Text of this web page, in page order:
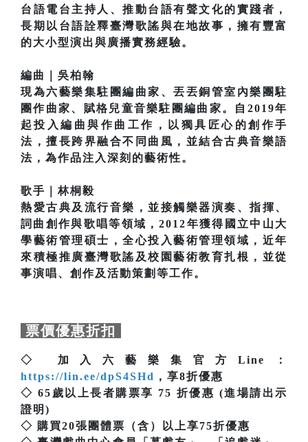
台語電台主持人、推動台語有聲文化的實踐者，
長期以台語詮釋臺灣歌謠與在地故事，擁有豐富
的大小型演出與廣播實務經驗。
編曲｜吳柏翰
現為六藝樂集駐團編曲家、丟丟銅管室內樂團駐
團作曲家、賦格兒童音樂駐團編曲家。自2019年
起投入編曲與作曲工作，以獨具匠心的創作手
法，擅長跨界融合不同曲風，並結合古典音樂語
法，為作品注入深刻的藝術性。
歌手｜林桐毅
熱愛古典及流行音樂，並接觸樂器演奏、指揮、
詞曲創作與歌唱等領域，2012年獲得國立中山大
學藝術管理碩士，全心投入藝術管理領域，近年
來積極推廣臺灣歌謠及校園藝術教育扎根，並從
事演唱、創作及活動策劃等工作。
票價優惠折扣
◇ 加入六藝樂集官方Line：
https://lin.ee/dpS4SHd ，享8折優惠
◇ 65歲以上長者購票享 75 折優惠 (進場請出示
證明)
◇ 購買20張團體票（含）以上享75折優惠